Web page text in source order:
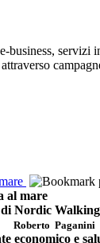
al mare
Nordic
Roberto Paganini
economico e